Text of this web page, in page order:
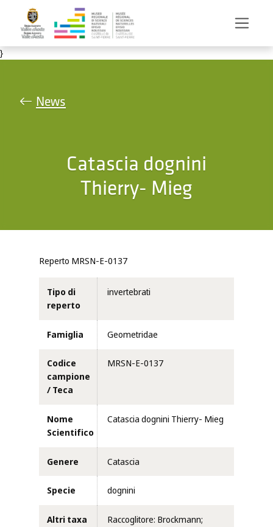
Salta al contenuto principale
}
News
Catascia dognini
Thierry- Mieg
Reperto MRSN-E-0137
Tipo di
reperto
invertebrati
Famiglia Geometridae
Codice
campione
/ Teca
MRSN-E-0137
Nome
Scientifico
Catascia dognini Thierry- Mieg
Genere Catascia
Specie dognini
Altri taxa Raccoglitore: Brockmann;